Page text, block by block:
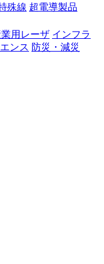
殊線 超電導製品
業用レーザ インフラ
ンス 防災・減災